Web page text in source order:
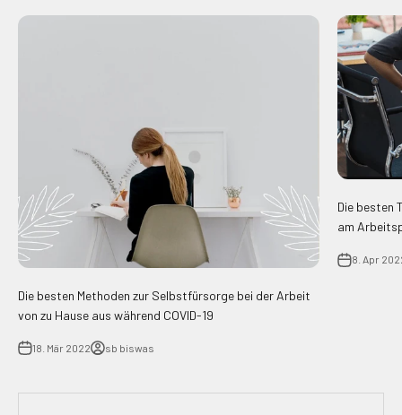
Die besten Methoden zur Selbstfürsorge bei der Arbeit
von zu Hause aus während COVID-19
18. Mär 2022 sb biswas
Die besten
am
8. Apr